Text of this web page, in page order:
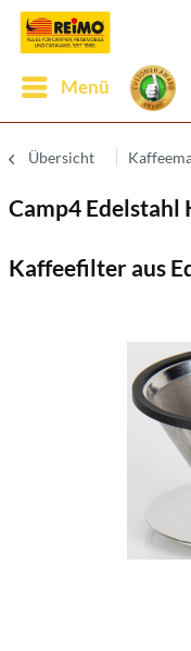
Menü
Übersicht
Camp4 Edelstahl
Kaffeefilter aus